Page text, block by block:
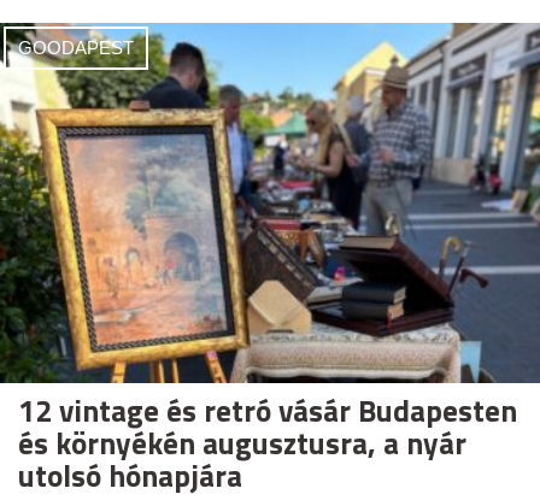
GOODAPEST
12 vintage és retró vásár Budapesten
és környékén augusztusra, a nyár
utolsó hónapjára